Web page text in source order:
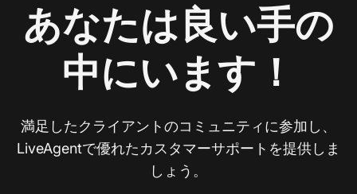
あなたは良い手の
中にいます！
満足したクライアントのコミュニティに参加し、
LiveAgentで優れたカスタマーサポートを提供しま
しょう。